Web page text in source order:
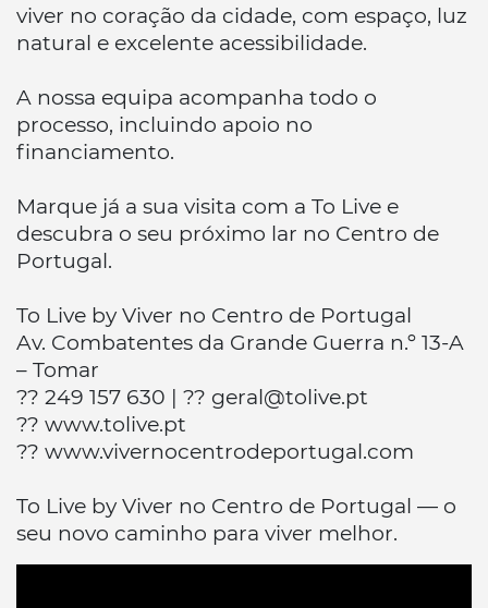
viver no coração da cidade, com espaço, luz
natural e excelente acessibilidade.
A nossa equipa acompanha todo o
processo, incluindo apoio no
financiamento.
Marque já a sua visita com a To Live e
descubra o seu próximo lar no Centro de
Portugal.
To Live by Viver no Centro de Portugal
Av. Combatentes da Grande Guerra n.º 13-A
– Tomar
?? 249 157 630 | ?? geral@tolive.pt
?? www.tolive.pt
?? www.vivernocentrodeportugal.com
To Live by Viver no Centro de Portugal — o
seu novo caminho para viver melhor.